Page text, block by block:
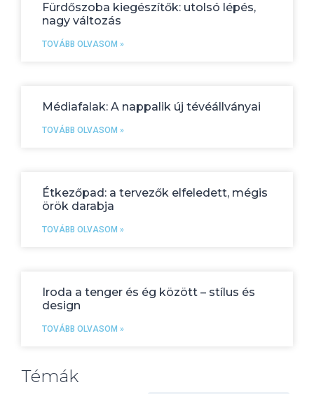
Fürdőszoba kiegészítők: utolsó lépés,
nagy változás
TOVÁBB OLVASOM »
Médiafalak: A nappalik új tévéállványai
TOVÁBB OLVASOM »
Étkezőpad: a tervezők elfeledett, mégis
örök darabja
TOVÁBB OLVASOM »
Iroda a tenger és ég között – stílus és
design
TOVÁBB OLVASOM »
Témák